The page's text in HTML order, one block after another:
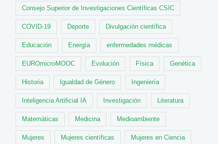
Consejo Superior de Investigaciones Científicas CSIC
COVID-19 Deporte Divulgación científica
Educación Energía enfermedades médicas
EUROmicroMOOC Evolución Física Genética
Historia Igualdad de Género Ingeniería
Inteligencia Artificial IA Investigación Literatura
Matemáticas Medicina Medioambiente
Mujeres Mujeres científicas Mujeres en Ciencia